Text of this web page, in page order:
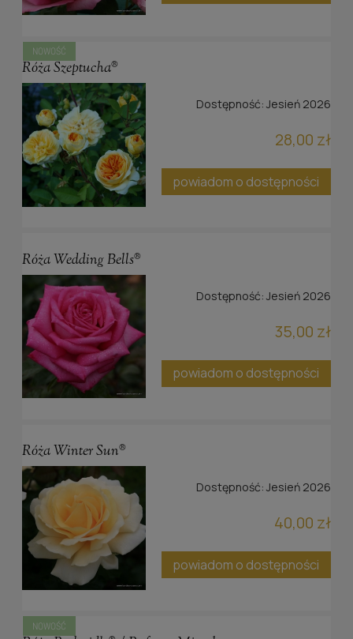
Róża Szeptucha®
Dostępność: Jesień 2026
28,00 zł
powiadom o dostępności
NOWOŚĆ
Róża Wedding Bells®
Dostępność: Jesień 2026
35,00 zł
powiadom o dostępności
Róża Winter Sun®
Dostępność: Jesień 2026
40,00 zł
powiadom o dostępności
NOWOŚĆ